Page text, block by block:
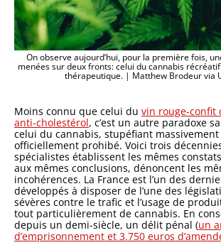
On observe aujourd’hui, pour la première fois,
menées sur deux fronts: celui du cannabis
thérapeutique. | Matthew Brodeur via
Moins connu que celui du vin rouge-confit
anti-cholestérol, c’est un autre paradoxe
celui du cannabis, stupéfiant
officiellement prohibé. Voici trois
spécialistes établissent les mêmes
aux mêmes conclusions, dénoncent les
incohérences. La France est l’un des
développés à disposer de l’une des
sévères contre le trafic et l’usage de
tout particulièrement de cannabis. En
depuis un demi-siècle, un délit pénal (un
d’emprisonnement et 3.750 euros